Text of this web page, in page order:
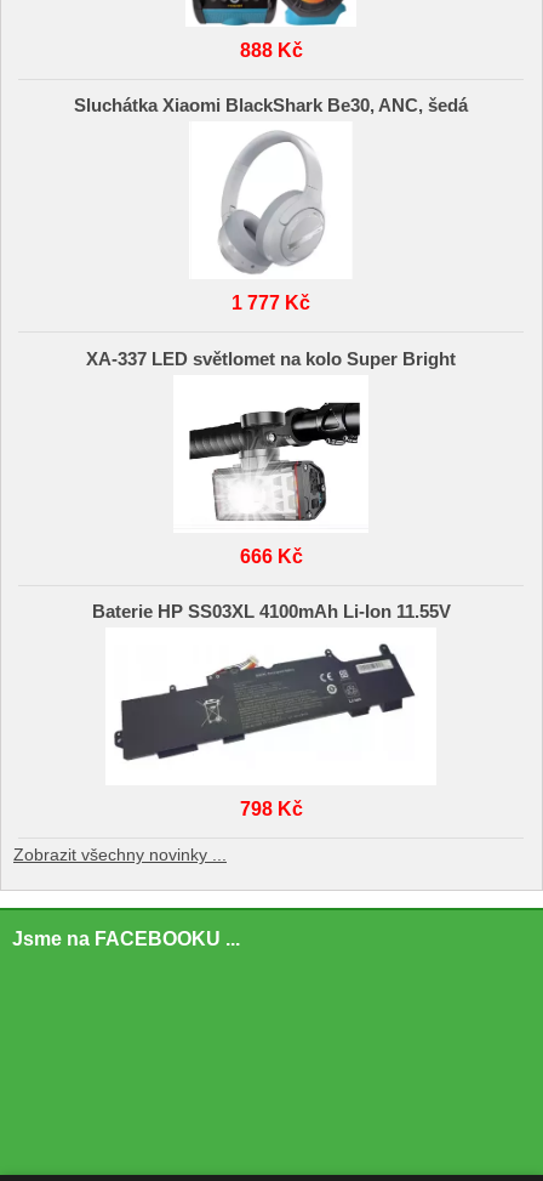
888 Kč
Sluchátka Xiaomi BlackShark Be30, ANC, šedá
1 777 Kč
XA-337 LED světlomet na kolo Super Bright
666 Kč
Baterie HP SS03XL 4100mAh Li-Ion 11.55V
798 Kč
Zobrazit všechny novinky ...
Jsme na FACEBOOKU ...